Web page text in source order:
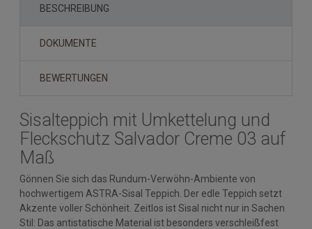
BESCHREIBUNG
DOKUMENTE
BEWERTUNGEN
Sisalteppich mit Umkettelung und
Fleckschutz Salvador Creme 03 auf
Maß
Gönnen Sie sich das Rundum-Verwöhn-Ambiente von
hochwertigem ASTRA-Sisal Teppich. Der edle Teppich setzt
Akzente voller Schönheit. Zeitlos ist Sisal nicht nur in Sachen
Stil: Das antistatische Material ist besonders verschleißfest